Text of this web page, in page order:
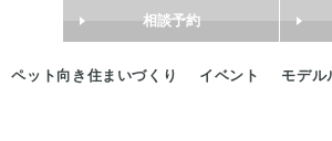
ペット向き住まいづくり イベント モデル
相談予約